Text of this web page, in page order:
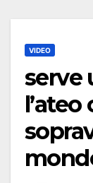
VIDEO
serve